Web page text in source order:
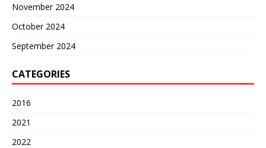
November 2024
October 2024
September 2024
CATEGORIES
2016
2021
2022